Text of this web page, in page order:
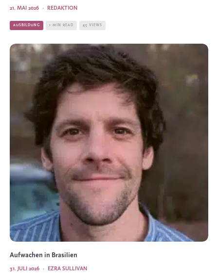
REDAKTION
·
21. MAI 2026
AUSBILDUNG 1 MIN READ 45 VIEWS
Aufwachen in Brasilien
EZRA SULLIVAN
·
31. JULI 2026